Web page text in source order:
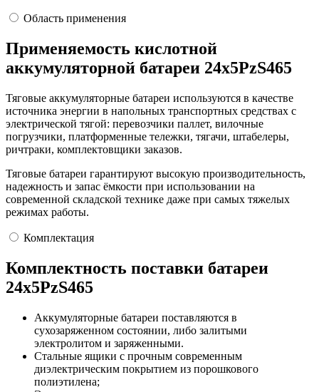
Область применения
Применяемость кислотной
аккумуляторной батареи 24х5PzS465
Тяговые аккумуляторные батареи используются в качестве
источника энергии в напольных транспортных средствах с
электрической тягой: перевозчики паллет, вилочные
погрузчики, платформенные тележки, тягачи, штабелеры,
ричтраки, комплектовщики заказов.
Тяговые батареи гарантируют высокую производительность,
надежность и запас ёмкости при использовании на
современной складской технике даже при самых тяжелых
режимах работы.
Комплектация
Комплектность поставки батареи
24х5PzS465
Аккумуляторные батареи поставляются в
сухозаряженном состоянии, либо залитыми
электролитом и заряженными.
Стальные ящики с прочным современным
диэлектрическим покрытием из порошкового
полиэтилена;